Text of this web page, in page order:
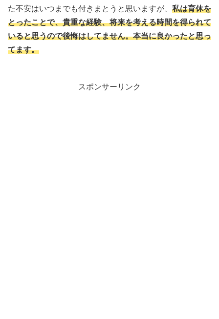
た不安はいつまでも付きまとうと思いますが、 私は育休を
とったことで、貴重な経験、将来を考える時間を得られて
いると思うので後悔はしてません。本当に良かったと思っ
てます。
スポンサーリンク